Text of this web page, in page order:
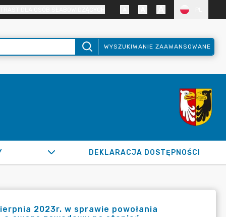
WYSZUKIWANIE ZAAWANSOWANE
DEKLARACJA DOSTĘPNOŚCI
2023r. w sprawie powołania